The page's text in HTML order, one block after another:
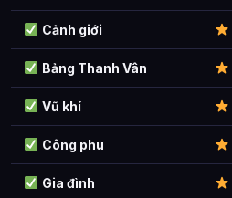
Cảnh giới
Bảng Thanh Vân
Vũ khí
Công phu
Gia đình